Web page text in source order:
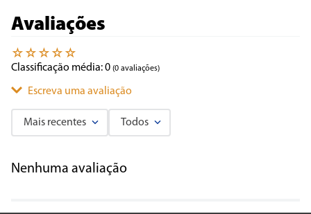
Avaliações
☆ ☆ ☆ ☆ ☆
Classificação média: 0 (0 avaliações)
Escreva uma avaliação
Título
Mais recentes Todos
Nenhuma avaliação